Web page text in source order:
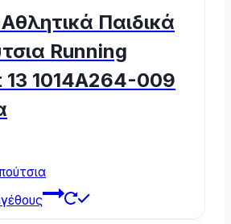
Παιδικά
Running
13 1014A264-009
This